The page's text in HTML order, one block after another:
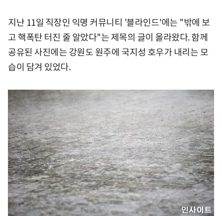
지난 11일 직장인 익명 커뮤니티 '블라인드'에는 "밖에 보
고 핵폭탄 터진 줄 알았다"는 제목의 글이 올라왔다. 함께
공유된 사진에는 강원도 원주에 국지성 호우가 내리는 모
습이 담겨 있었다.